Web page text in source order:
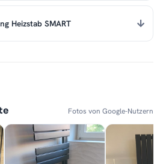
Heizstab SMART
Fotos von Google-Nutzern